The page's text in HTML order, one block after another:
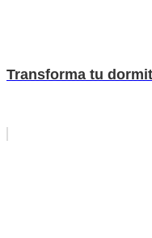
Transforma tu